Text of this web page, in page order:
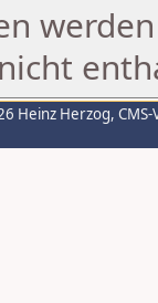
Heinz Herzog,